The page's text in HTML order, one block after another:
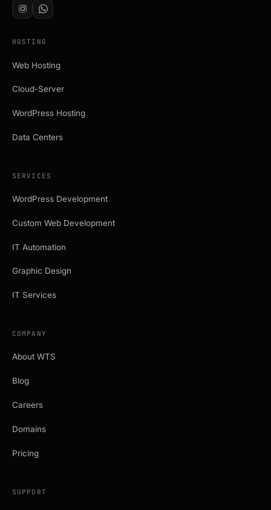
HOSTING
Web Hosting
Cloud-Server
WordPress Hosting
Data Centers
SERVICES
WordPress Development
Custom Web Development
IT Automation
Graphic Design
IT Services
COMPANY
About WTS
Blog
Careers
Domains
Pricing
SUPPORT